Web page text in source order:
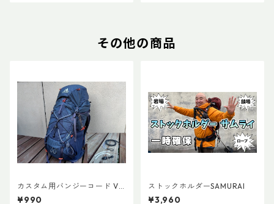
その他の商品
カスタム用バンジーコード Ve
r.3
¥990
ストックホルダーSAMURAI
¥3,960